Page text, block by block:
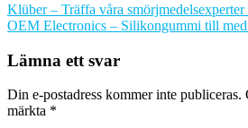
Klüber – Träffa våra smörjmedelsexperter
OEM Electronics – Silikongummi till
Lämna ett svar
Din e-postadress kommer inte publiceras.
märkta *